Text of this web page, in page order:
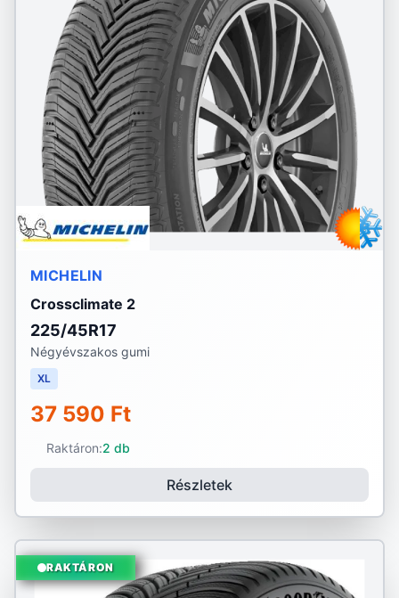
MICHELIN
Crossclimate 2
225/45R17
Négyévszakos gumi
XL
37 590 Ft
Raktáron:2 db
Részletek
RAKTÁRON